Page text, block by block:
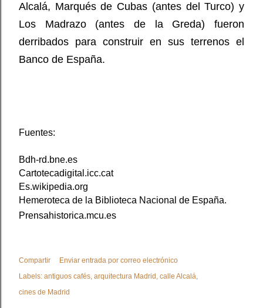
Alcalá, Marqués de Cubas (antes del Turco) y
Los Madrazo (antes de la Greda) fueron
derribados para construir en sus terrenos el
Banco de España.
Fuentes:
Bdh-rd.bne.es
Cartotecadigital.icc.cat
Es.wikipedia.org
Hemeroteca de la Biblioteca Nacional de España.
Prensahistorica.mcu.es
Compartir
Enviar entrada por correo electrónico
Labels: antiguos cafés arquitectura Madrid calle Alcalá
cines de Madrid